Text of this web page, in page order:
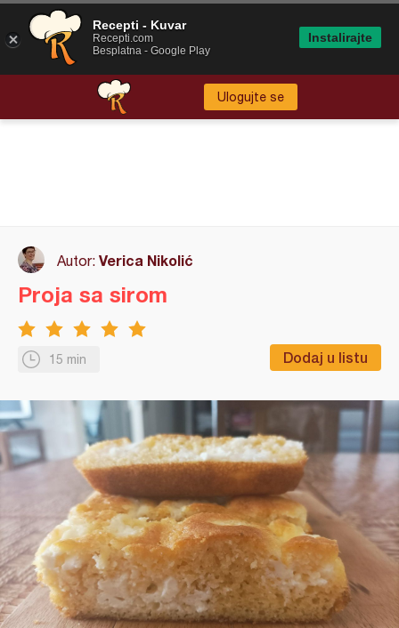
Ulogujte se
Autor: Verica Nikolić
15 min Dodaj u listu
Proja sa sirom
Recepti - Kuvar
Recepti.com
Besplatna - Google Play
Instalirajte